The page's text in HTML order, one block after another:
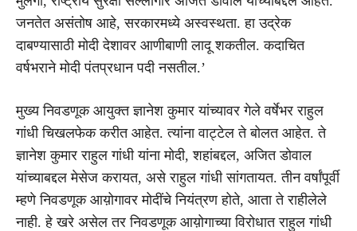
जनतेत असंतोष आहे, सरकारमध्ये अस्वस्थता. हा उद्रेक
दाबण्यासाठी मोदी देशावर आणीबाणी लादू शकतील. कदाचित
वर्षभराने मोदी पंतप्रधान पदी नसतील.’
मुख्य निवडणूक आयुक्त ज्ञानेश कुमार यांच्यावर गेले वर्षेभर राहुल
गांधी चिखलफेक करीत आहेत. त्यांना वाट्टेल ते बोलत आहेत. ते
ज्ञानेश कुमार राहुल गांधी यांना मोदी, शहांबद्दल, अजित डोवाल
यांच्याबद्दल मेसेज करायत, असे राहुल गांधी सांगतायत. तीन वर्षांपूर्वी
म्हणे निवडणूक आय़ोगावर मोदींचे नियंत्रण होते, आता ते राहीलेले
नाही. हे खरे असेल तर निवडणूक आय़ोगाच्या विरोधात राहुल गांधी